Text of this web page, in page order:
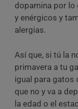
dopamina por lo
y enérgicos y
alergias.
Así que, si tú la
primavera a tu
igual para gatos
que no y va a
la edad o el